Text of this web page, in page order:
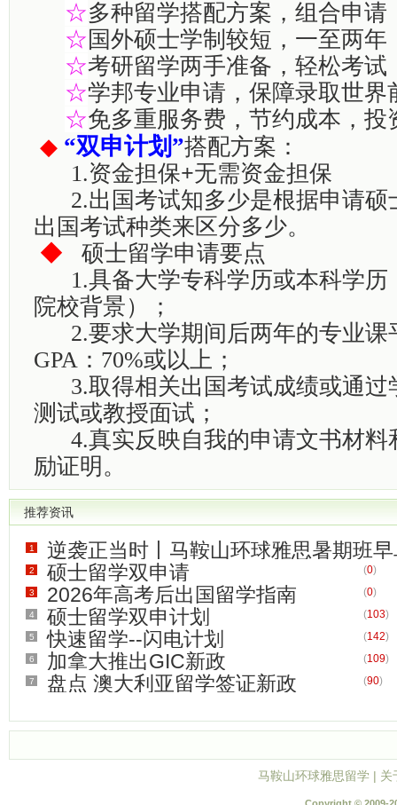
☆多种留学搭配方案，组合申请
☆ 国外硕士学制较短，一至两年
☆考研留学两手准备，轻松考试
☆学邦专业申请，保障录取世界
☆免多重服务费，节约成本，投
◆ “双申计划”搭配方案：
1.资金担保+无需资金担保
2.出国考试知多少是根据申请硕
出国考试种类来区分多少。
◆ 硕士留学申请要点
1.具备大学专科学历或本科学历
院校背景）；
2.要求大学期间后两年的专业课
GPA：70%或以上；
3.取得相关出国考试成绩或通过
测试或教授面试；
4.真实反映自我的申请文书材料
励证明。
推荐资讯
1 逆袭正当时丨马鞍山环球雅思暑期班
(0)
2 硕士留学双申请 (0)
3 2026年高考后出国留学指南 (0)
4 硕士留学双申计划 (103)
5 快速留学--闪电计划 (142)
6 加拿大推出GIC新政 (109)
7 盘点 澳大利亚留学签证新政 (90)
马鞍山环球雅思留学 | 关